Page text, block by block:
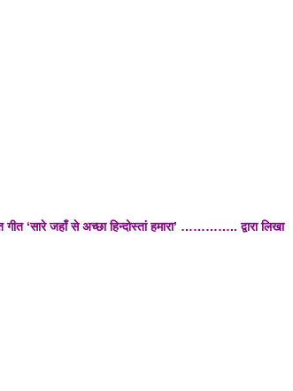
‘सारे जहाँ से अच्छा हिन्दोस्तां हमारा’ ………….. द्वारा लिखा